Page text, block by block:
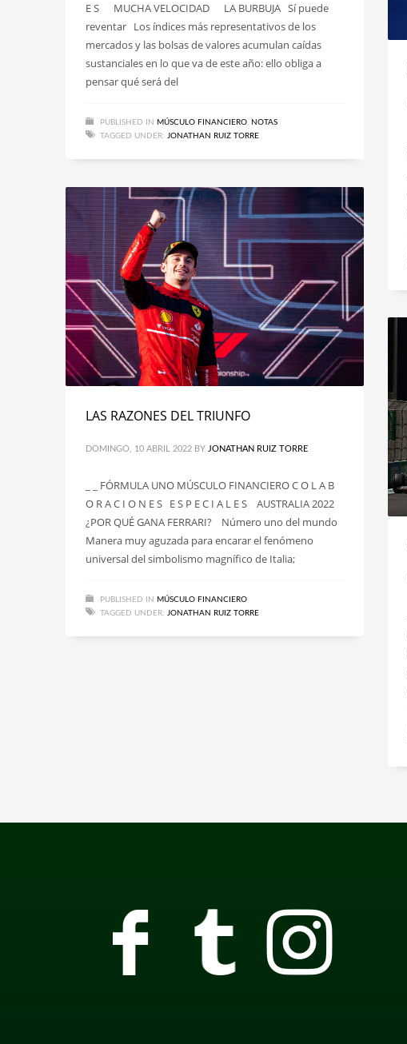
E S MUCHA VELOCIDAD LA BURBUJA Sí puede
reventar Los índices más representativos de los
mercados y las bolsas de valores acumulan caídas
sustanciales en lo que va de este año: ello obliga a
pensar qué será del
PUBLISHED IN MÚSCULO FINANCIERO, NOTAS
TAGGED UNDER: JONATHAN RUIZ TORRE
LAS RAZONES DEL TRIUNFO
DOMINGO, 10 ABRIL 2022 BY JONATHAN RUIZ TORRE
_ _ FÓRMULA UNO MÚSCULO FINANCIERO C O L A B
O R A C I O N E S E S P E C I A L E S AUSTRALIA 2022
¿POR QUÉ GANA FERRARI? Número uno del mundo
Manera muy aguzada para encarar el fenómeno
universal del simbolismo magnífico de Italia;
PUBLISHED IN MÚSCULO FINANCIERO
TAGGED UNDER: JONATHAN RUIZ TORRE